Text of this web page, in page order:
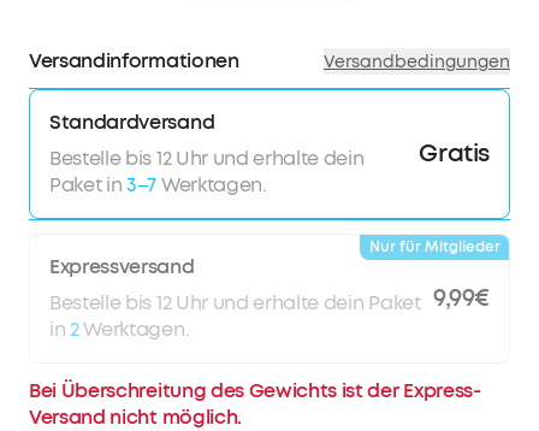
30W-Ladegerät in nur 3h vollständig aufladen und
mit 10W laden (Die Wiedergabezeit hängt von der
Lautstärke und dem Inhalt ab).
IPX7 wasserdicht und schwimmfähig:
Outdoor-Lautsprecher ist für jedes Abenteuer gerüstet,
sodass du ohne Bedenken am Strand, am Pool oder im
Dein Sound, dein Style
dem benutzerdefinierten EQ genau so an, wie du sie
hören willst. Mit der neuen Auracast-Funktion
verbindest du mehrere Lautsprecher und füllst jeden
Versandinformationen Versandbedingungen
Standardversand
Bestelle bis 12 Uhr und erhalte dein
Paket in3–7Werktagen.
Gratis
Expressversand
Bestelle bis 12 Uhr und erhalte dein Paket
in2Werktagen.
9,99€
Nur für Mitglieder
Bei Überschreitung des Gewichts ist der Express-
Versand nicht möglich.